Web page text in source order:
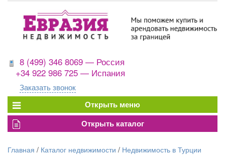
8 (499) 346 8069 — Россия
+34 922 986 725 — Испания
Заказать звонок
Главная / Каталог недвижимости / Недвижимость в Турции